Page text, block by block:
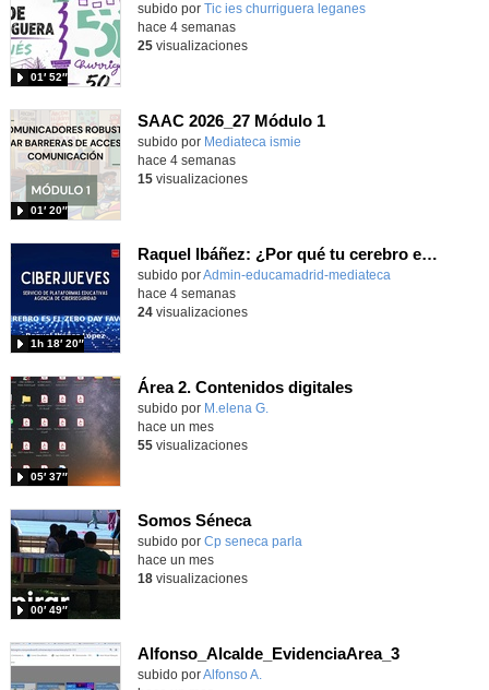
subido por Tic ies churriguera leganes
01′ 52″
-
hace 4 semanas
25visualizaciones
SAAC 2026_27 Módulo 1
subido por Mediateca ismie
01′ 20″
hace 4 semanas
15visualizaciones
Raquel Ibáñez: ¿Por qué tu cerebro es el Zero-Day favorito de la IA
subido porAdmin-educamadrid-mediateca
1h 18′ 20″
hace 4 semanas
24visualizaciones
Área 2. Contenidos digitales
Contenido educativo.
subido por M.elena G.
05′ 37″
hace un mes
55visualizaciones
Somos Séneca
subido por Cp seneca parla
00′ 49″
hace un mes
18visualizaciones
Alfonso_Alcalde_EvidenciaArea_3
Contenido educativo.
subido porAlfonso A.